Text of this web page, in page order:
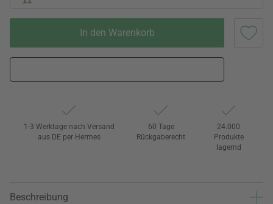
In den Warenkorb
1-3 Werktage nach Versand
aus DE per Hermes
60 Tage
Rückgaberecht
24.000
Produkte
lagernd
Beschreibung